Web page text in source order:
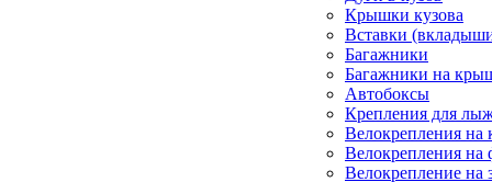
Крышки кузова
Вставки
Багажники
Багажники на
Автобоксы
Крепления для
Велокрепления
Велокрепления на
Велокрепление на